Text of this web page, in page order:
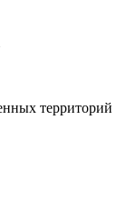
территорий